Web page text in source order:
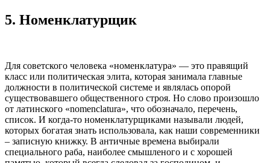
5. Номенклатурщик
Для советского человека «номенклатура» — это правящий
класс или политическая элита, которая занимала главные
должности в политической системе и являлась опорой
существовавшего общественного строя. Но слово произошло
от латинского «nomenclatura», что обозначало, перечень,
список. И когда-то номенклатурщиками называли людей,
которых богатая знать использовала, как наши современники
– записную книжку. В античные времена выбирали
специального раба, наиболее смышленого и с хорошей